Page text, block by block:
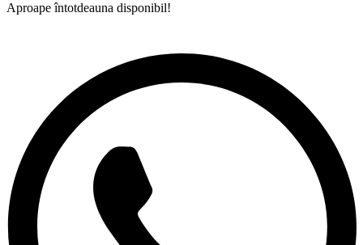
Aproape întotdeauna disponibil!